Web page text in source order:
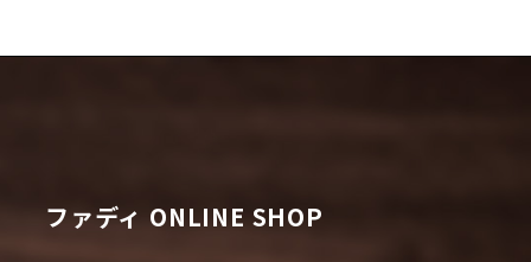
ファディ ONLINE SHOP